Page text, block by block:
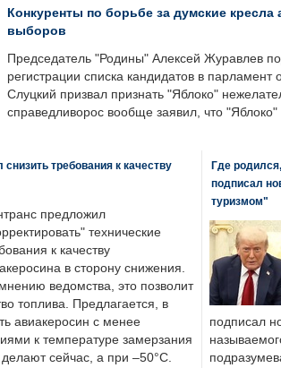
Конкуренты по борьбе за думские
выборов
Председатель "Родины" Алексей Журавлев
регистрации списка кандидатов в
Слуцкий призвал признать "Яблоко"
справедливорос вообще заявил, что
требования к качеству
предложил
технические
к качеству
в сторону снижения.
ведомства, это позволит
топлива. Предлагается, в
авиакеросин с менее
к температуре замерзания
сейчас, а при –50°C.
Где
подписал
туризмом"
подписал